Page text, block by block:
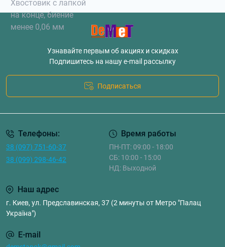
Узнавайте первым об акциях и скидках
Подпишитесь на нашу e-mail рассылку
Подписаться
Телефоны:
38 (097) 751-60-37
38 (099) 298-46-42
Время работы
ПН-ПТ: 09:00 - 18:00
СБ: 10:00 - 15:00
НД: Выходной
Наш адрес
г. Киев, ул. Предславинская, 37 (2 минуты от Метро "Палац
Україна")
E-mail